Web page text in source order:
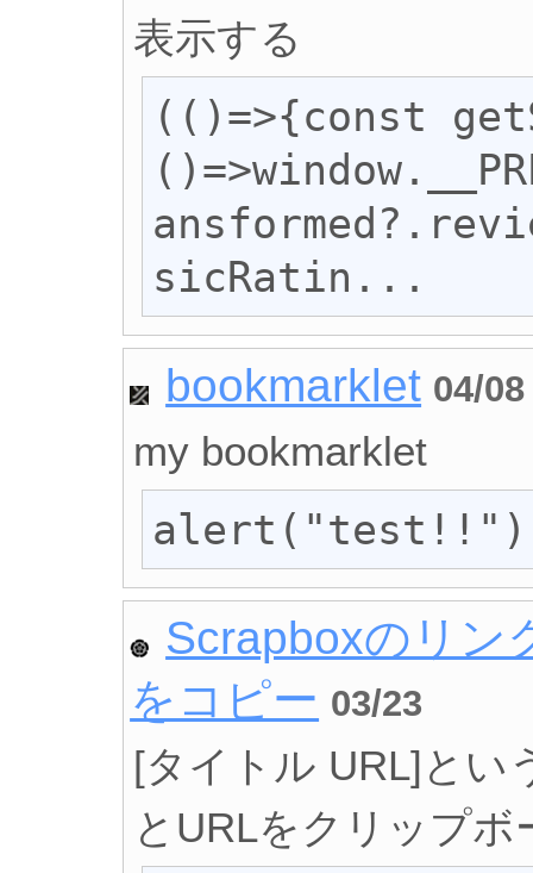
表示する
(()=>{const
sicRatin...
bookmarklet 04/08
my bookmarklet
Scrapboxのリン
をコピー 03/23
[タイトル URL]とい
とURLをクリップ